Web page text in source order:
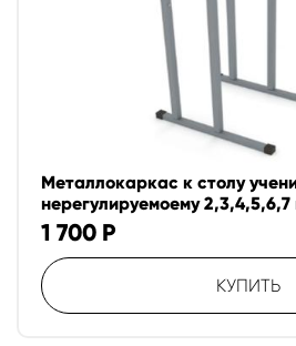
Металлокаркас к столу
нерегулируемоему 2,3,4,5,6,7
1 700 Р
КУПИТЬ